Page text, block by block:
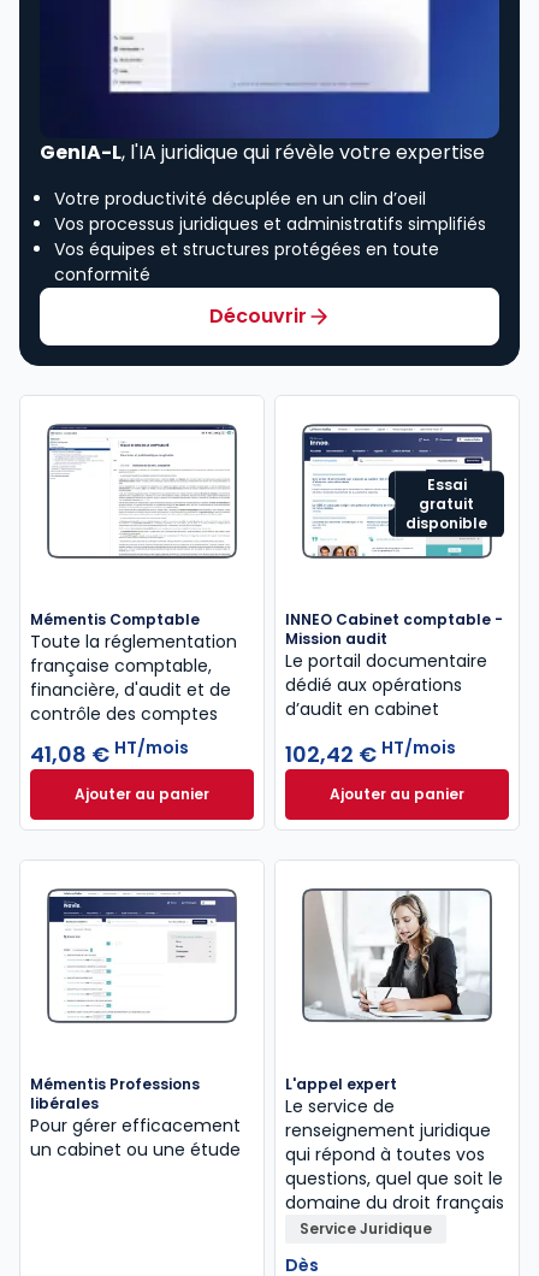
GenIA-L, l'IA juridique qui révèle votre expertise
Votre productivité décuplée en un clin d’oeil
Vos processus juridiques et administratifs simplifiés
Vos équipes et structures protégées en toute
conformité
Découvrir
Mémentis Comptable
Toute la réglementation
française comptable,
financière, d'audit et de
contrôle des comptes
41,08 € HT/mois
Ajouter au panierMémentis Comptable à 41,08 € HT/mois
Essai
gratuit
disponible
INNEO Cabinet comptable -
Mission audit
Le portail documentaire
dédié aux opérations
d’audit en cabinet
102,42 € HT/mois
Ajouter au panier
INNEO Cabinet
Mémentis Professions
libérales
Pour gérer efficacement
un cabinet ou une étude
L'appel expert
Le service de
renseignement juridique
qui répond à toutes vos
questions, quel que soit le
domaine du droit français
Service Juridique
Dès